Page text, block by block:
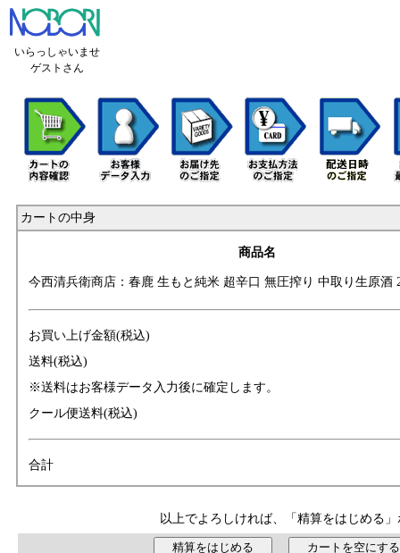
いらっしゃいませ
ゲストさん
カートの中身
商品名
今西清兵衛商店： 春鹿 生もと純米 超辛口 無圧搾り 中取り生原酒
お買い上げ金額(税込)
送料(税込)
※送料はお客様データ入力後に確定します。
クール便送料(税込)
合計
以上でよろしければ、「精算をはじめる